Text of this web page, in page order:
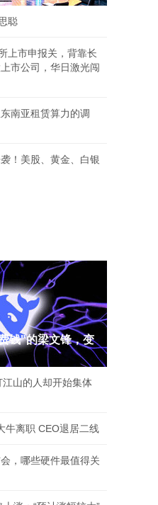
聪
上市申报关，背靠长
市公司，华日激光闯
南亚租赁算力的调
！美股、黄金、白银
钱"的梁文锋，变
山的人却开始集体
牛离职 CEO退居二线
，哪些硬件最值得关